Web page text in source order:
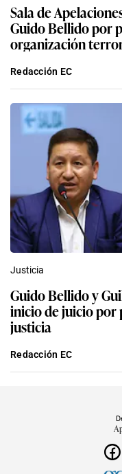
Sala de
Guido Bellido por
organización
Redacción EC
Justicia
Guido Bellido y
inicio de juicio por
justicia
Redacción EC